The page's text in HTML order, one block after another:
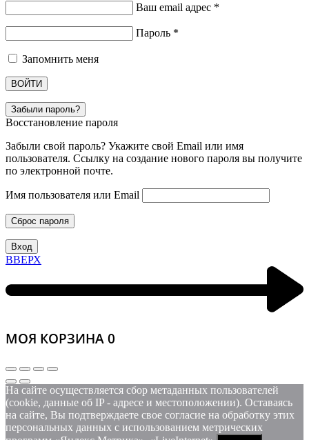
Ваш email адрес *
Пароль *
Запомнить меня
ВОЙТИ
Забыли пароль?
Восстановление пароля
Забыли свой пароль? Укажите свой Email или имя
пользователя. Ссылку на создание нового пароля вы получите
по электронной почте.
Имя пользователя или Email
Сброс пароля
Вход
ВВЕРХ
МОЯ КОРЗИНА 0
На сайте осуществляется сбор метаданных пользователей
(cookie, данные об IP - адресе и местоположении). Оставаясь
на сайте, Вы подтверждаете свое согласие на обработку этих
персональных данных c использованием метрических